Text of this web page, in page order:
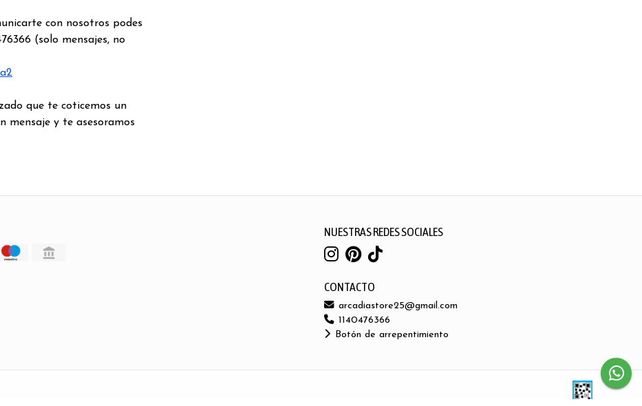
con nosotros podes
(solo mensajes, no
que te coticemos un
mensaje y te asesoramos
NUESTRAS REDES SOCIALES
CONTACTO
arcadiastore25@gmail.com
1140476366
Botón de arrepentimiento